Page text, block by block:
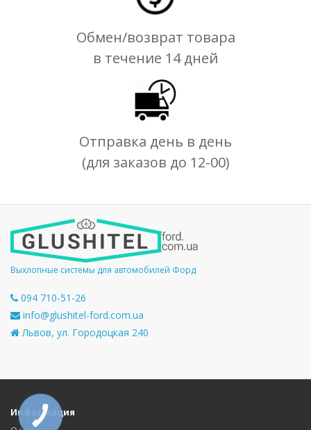
Обмен/возврат товара
в течение 14 дней
Отправка день в день
(для заказов до 12-00)
Выхлопные системы для автомобилей Форд
094 710-51-26
info@glushitel-ford.com.ua
Львов, ул. Городоцкая 240
Информация
КНОПКА
СВЯЗИ